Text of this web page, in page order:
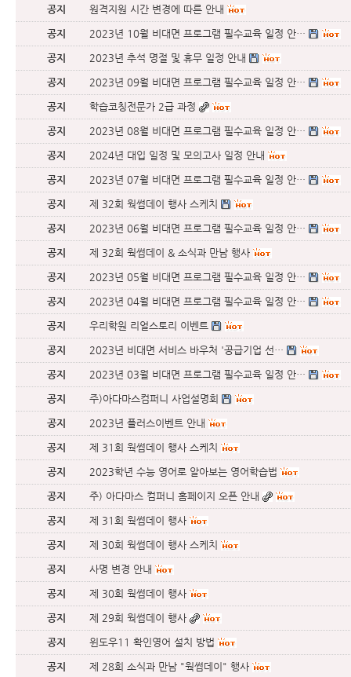
공지 원격지원 시간 변경에 따른 안내
공지 2023년 10월 비대면 프로그램 필수교육 일정 안…
공지 2023년 추석 명절 및 휴무 일정 안내
공지 2023년 09월 비대면 프로그램 필수교육 일정 안…
공지 학습코칭전문가 2급 과정
공지 2023년 08월 비대면 프로그램 필수교육 일정 안…
공지 2024년 대입 일정 및 모의고사 일정 안내
공지 2023년 07월 비대면 프로그램 필수교육 일정 안…
공지 제 32회 웍썸데이 행사 스케치
공지 2023년 06월 비대면 프로그램 필수교육 일정 안…
공지 제 32회 웍썸데이 & 소식과 만남 행사
공지 2023년 05월 비대면 프로그램 필수교육 일정 안…
공지 2023년 04월 비대면 프로그램 필수교육 일정 안…
공지 우리학원 리얼스토리 이벤트
공지 2023년 비대면 서비스 바우처 '공급기업 선…
공지 2023년 03월 비대면 프로그램 필수교육 일정 안…
공지 주)아다마스컴퍼니 사업설명회
공지 2023년 플러스이벤트 안내
공지 제 31회 웍썸데이 행사 스케치
공지 2023학년 수능 영어로 알아보는 영어학습법
공지 주) 아다마스 컴퍼니 홈페이지 오픈 안내
공지 제 31회 웍썸데이 행사
공지 제 30회 웍썸데이 행사 스케치
공지 사명 변경 안내
공지 제 30회 웍썸데이 행사
공지 제 29회 웍썸데이 행사
공지 윈도우11 확인영어 설치 방법
공지 제 28회 소식과 만남 "웍썸데이" 행사